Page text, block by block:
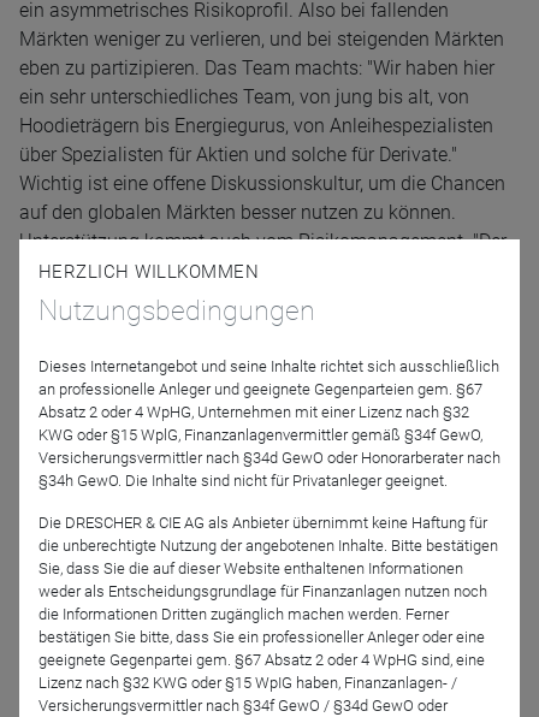
ein asymmetrisches Risikoprofil. Also bei fallenden
Märkten weniger zu verlieren, und bei steigenden Märkten
eben zu partizipieren. Das Team machts: "Wir haben hier
ein sehr unterschiedliches Team, von jung bis alt, von
Hoodieträgern bis Energiegurus, von Anleihespezialisten
über Spezialisten für Aktien und solche für Derivate."
Wichtig ist eine offene Diskussionskultur, um die Chancen
auf den globalen Märkten besser nutzen zu können.
Unterstützung kommt auch vom Risikomanagement. "Der
Q-Faktor ist ein technisches Modell, das uns zeigt, wann
der Markt Übertreibungsphasen hat." Der Podcast wurde in
Zusammenarbeit mit dem Börsen Radio erstellt.
Personen
Patrick Vogel
TBF Global Asset
Management GmbH
HERZLICH WILLKOMMEN
Nutzungsbedingungen
Dieses Internetangebot und seine Inhalte richtet sich ausschließlich
an professionelle Anleger und geeignete Gegenparteien gem. §67
Absatz 2 oder 4 WpHG, Unternehmen mit einer Lizenz nach §32
KWG oder §15 WplG, Finanzanlagenvermittler gemäß §34f GewO,
Versicherungsvermittler nach §34d GewO oder Honorarberater nach
§34h GewO. Die Inhalte sind nicht für Privatanleger geeignet.
Die DRESCHER & CIE AG als Anbieter übernimmt keine Haftung für
die unberechtigte Nutzung der angebotenen Inhalte. Bitte bestätigen
Sie, dass Sie die auf dieser Website enthaltenen Informationen
weder als Entscheidungsgrundlage für Finanzanlagen nutzen noch
die Informationen Dritten zugänglich machen werden. Ferner
bestätigen Sie bitte, dass Sie ein professioneller Anleger oder eine
geeignete Gegenpartei gem. §67 Absatz 2 oder 4 WpHG sind, eine
Lizenz nach §32 KWG oder §15 WpIG haben, Finanzanlagen- /
Versicherungsvermittler nach §34f GewO / §34d GewO oder